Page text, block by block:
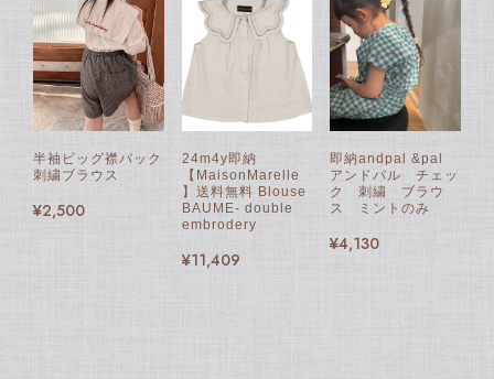
半袖ビッグ襟バック
刺繍ブラウス
¥2,500
24m4y即納
【MaisonMarelle
】送料無料 Blouse
BAUME- double
embrodery
¥11,409
即納andpal &pal
アンドパル チェッ
ク 刺繍 ブラウ
ス ミントのみ
¥4,130